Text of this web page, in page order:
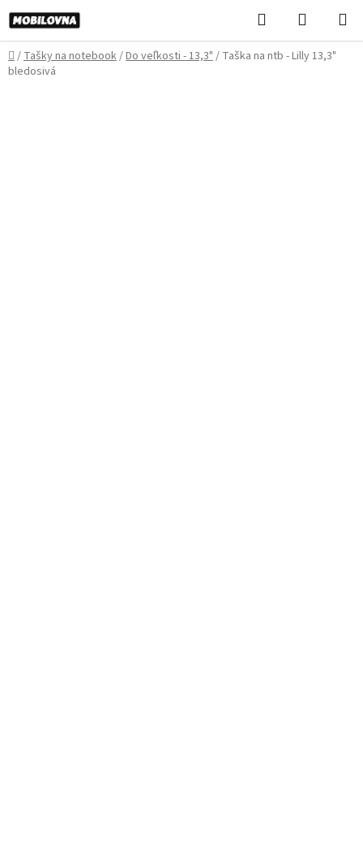
Prejsť
na
obsah
Hľadať
KOŠÍK
Domov
/Tašky na notebook/Do veľkosti - 13,3"/ Taška na ntb - Lilly 13,3"
bledosivá